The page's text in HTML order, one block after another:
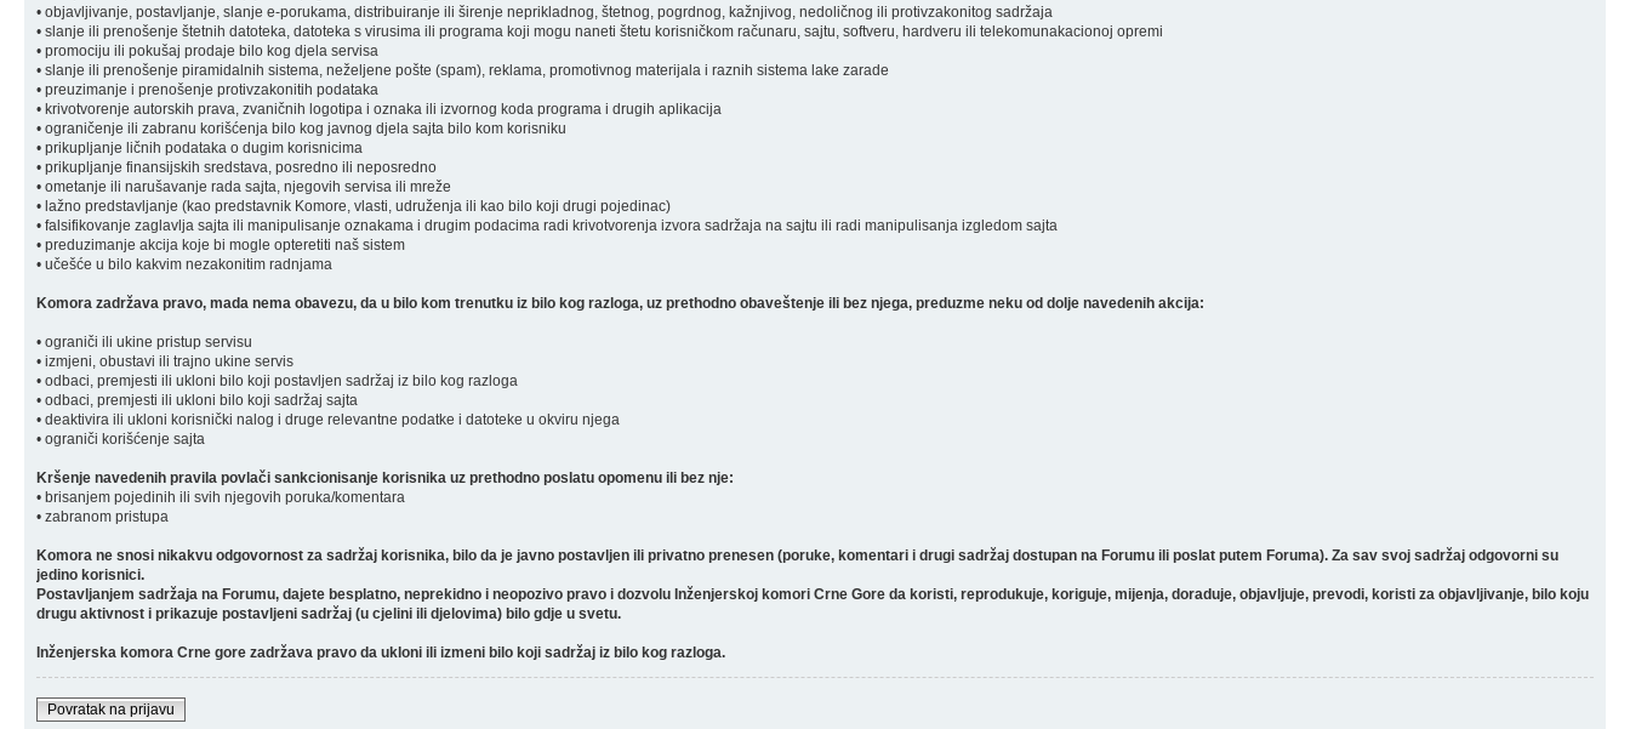
• objavljivanje, postavljanje, slanje e-porukama, distribuiranje ili širenje neprikladnog, štetnog, pogrdnog, kažnjivog, nedoličnog ili protivzakonitog sadržaja
• slanje ili prenošenje štetnih datoteka, datoteka s virusima ili programa koji mogu naneti štetu korisničkom računaru, sajtu, softveru, hardveru ili telekomunakacionoj opremi
• promociju ili pokušaj prodaje bilo kog djela servisa
• slanje ili prenošenje piramidalnih sistema, neželjene pošte (spam), reklama, promotivnog materijala i raznih sistema lake zarade
• preuzimanje i prenošenje protivzakonitih podataka
• krivotvorenje autorskih prava, zvaničnih logotipa i oznaka ili izvornog koda programa i drugih aplikacija
• ograničenje ili zabranu korišćenja bilo kog javnog djela sajta bilo kom korisniku
• prikupljanje ličnih podataka o dugim korisnicima
• prikupljanje finansijskih sredstava, posredno ili neposredno
• ometanje ili narušavanje rada sajta, njegovih servisa ili mreže
• lažno predstavljanje (kao predstavnik Komore, vlasti, udruženja ili kao bilo koji drugi pojedinac)
• falsifikovanje zaglavlja sajta ili manipulisanje oznakama i drugim podacima radi krivotvorenja izvora sadržaja na sajtu ili radi manipulisanja izgledom sajta
• preduzimanje akcija koje bi mogle opteretiti naš sistem
• učešće u bilo kakvim nezakonitim radnjama
Komora zadržava pravo, mada nema obavezu, da u bilo kom trenutku iz bilo kog razloga, uz prethodno obaveštenje ili bez njega, preduzme neku od dolje navedenih akcija:
• ograniči ili ukine pristup servisu
• izmjeni, obustavi ili trajno ukine servis
• odbaci, premjesti ili ukloni bilo koji postavljen sadržaj iz bilo kog razloga
• odbaci, premjesti ili ukloni bilo koji sadržaj sajta
• deaktivira ili ukloni korisnički nalog i druge relevantne podatke i datoteke u okviru njega
• ograniči korišćenje sajta
Kršenje navedenih pravila povlači sankcionisanje korisnika uz prethodno poslatu opomenu ili bez nje:
• brisanjem pojedinih ili svih njegovih poruka/komentara
• zabranom pristupa
Komora ne snosi nikakvu odgovornost za sadržaj korisnika, bilo da je javno postavljen ili privatno prenesen (poruke, komentari i drugi sadržaj dostupan na Forumu ili poslat putem Foruma). Za sav svoj sadržaj odgovorni su
jedino korisnici.
Postavljanjem sadržaja na Forumu, dajete besplatno, neprekidno i neopozivo pravo i dozvolu Inženjerskoj komori Crne Gore da koristi, reprodukuje, koriguje, mijenja, doraduje, objavljuje, prevodi, koristi za objavljivanje, bilo koju
drugu aktivnost i prikazuje postavljeni sadržaj (u cjelini ili djelovima) bilo gdje u svetu.
Inženjerska komora Crne gore zadržava pravo da ukloni ili izmeni bilo koji sadržaj iz bilo kog razloga.
Povratak na prijavu